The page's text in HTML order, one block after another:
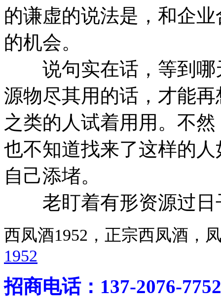
的谦虚的说法是，和企
的机会。
说句实在话，等到哪
源物尽其用的话，才能
之类的人试着用用。不
也不知道找来了这样的
自己添堵。
老盯着有形资源过日
西凤酒1952，正宗西凤酒
1952
招商电话：137-2076-7752